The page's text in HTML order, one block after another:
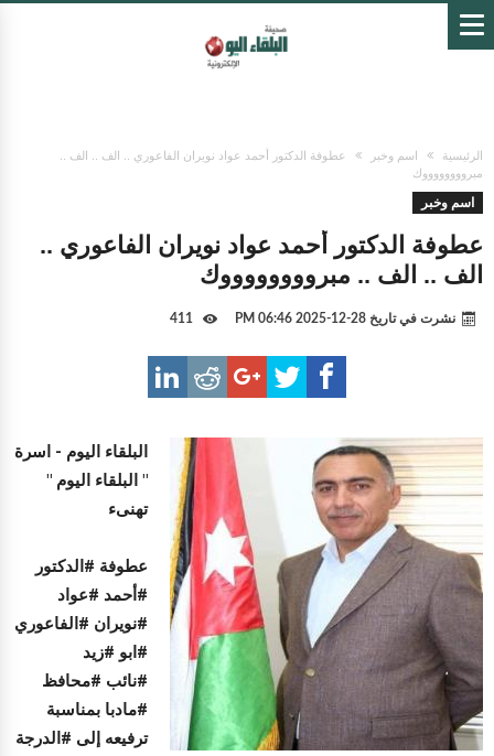
الرئيسية اسم وخبر
عطوفة الدكتور أحمد عواد نويران الفاعوري .. الف .. الف ..
مبرووووووووك
اسم وخبر
عطوفة الدكتور أحمد عواد نويران الفاعوري ..
الف .. الف .. مبرووووووووك
نشرت في تاريخ 28-12-2025 06:46 PM
البلقاء اليوم - اسرة
" البلقاء اليوم "
تهنىء
عطوفة #الدكتور
#أحمد #عواد
#نويران #الفاعوري
#ابو #زيد
#نائب #محافظ
#مادبا بمناسبة
ترفيعه إلى #الدرجة